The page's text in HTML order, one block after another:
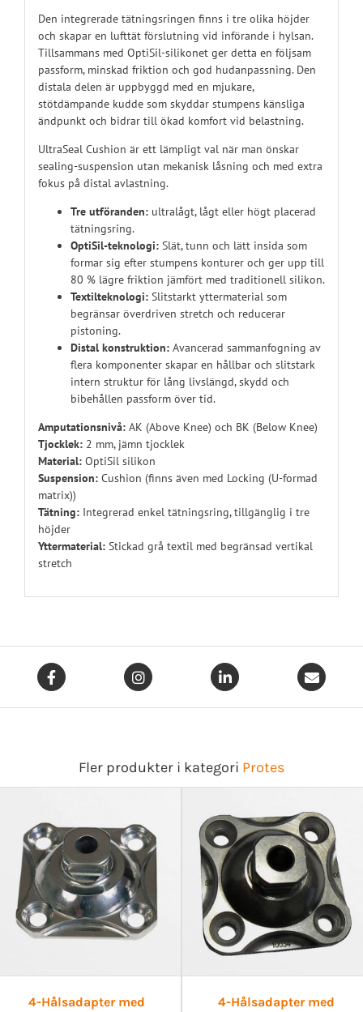
Den integrerade tätningsringen finns i tre olika höjder
och skapar en lufttät förslutning vid införande i hylsan.
Tillsammans med OptiSil-silikonet ger detta en följsam
passform, minskad friktion och god hudanpassning. Den
distala delen är uppbyggd med en mjukare,
stötdämpande kudde som skyddar stumpens känsliga
ändpunkt och bidrar till ökad komfort vid belastning.
UltraSeal Cushion är ett lämpligt val när man önskar
sealing-suspension utan mekanisk låsning och med extra
fokus på distal avlastning.
Tre utföranden:ultralågt, lågt eller högt placerad
tätningsring.
OptiSil-teknologi:Slät, tunn och lätt insida som
formar sig efter stumpens konturer och ger upp till
80 % lägre friktion jämfört med traditionell silikon.
Textilteknologi:Slitstarkt yttermaterial som
begränsar överdriven stretch och reducerar
pistoning.
Distal konstruktion:Avancerad sammanfogning av
flera komponenter skapar en hållbar och slitstark
intern struktur för lång livslängd, skydd och
bibehållen passform över tid.
Amputationsnivå:AK (Above Knee) och BK (Below Knee)
Tjocklek:2 mm, jämn tjocklek
Material:OptiSil silikon
Suspension:Cushion (finns även med Locking (U-formad
matrix))
Tätning:Integrerad enkel tätningsring, tillgänglig i tre
höjder
Yttermaterial:Stickad grå textil med begränsad vertikal
stretch
Fler produkter i kategori Protes
4-Hålsadapter med
4-Hålsadapter med